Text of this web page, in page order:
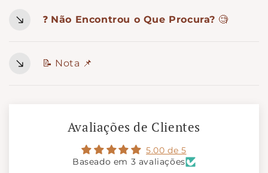
❓ Não Encontrou o Que Procura? 🧐
📝 Nota 📌
Avaliações de Clientes
5.00 de 5
Baseado em 3 avaliações